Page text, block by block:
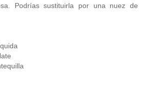
Podrías sustituirla por una nuez de